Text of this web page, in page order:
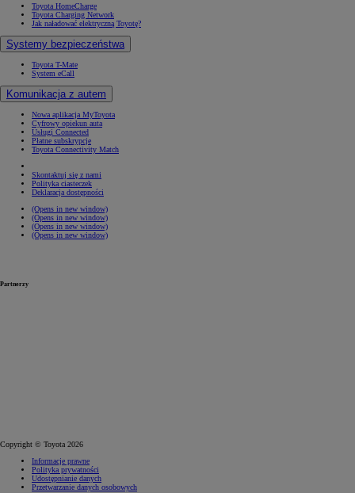
Toyota HomeCharge
Toyota Charging Network
Jak naładować elektryczną Toyotę?
Systemy bezpieczeństwa
Toyota T-Mate
System eCall
Komunikacja z autem
Nowa aplikacja MyToyota
Cyfrowy opiekun auta
Usługi Connected
Płatne subskrypcje
Toyota Connectivity Match
Skontaktuj się z nami
Polityka ciasteczek
Deklaracja dostępności
(Opens in new window)
(Opens in new window)
(Opens in new window)
(Opens in new window)
Partnerzy
Copyright © Toyota 2026
Informacje prawne
Polityka prywatności
Udostępnianie danych
Przetwarzanie danych osobowych